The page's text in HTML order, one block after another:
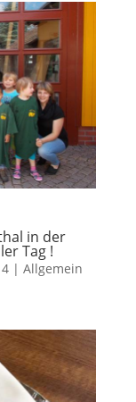
in der
Tag !
| Allgemein